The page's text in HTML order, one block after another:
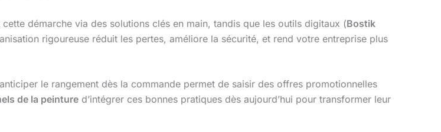
démarche via des solutions clés en main, tandis que les outils digitaux (Bostik
rigoureuse réduit les pertes, améliore la sécurité, et rend votre entreprise plus
le rangement dès la commande permet de saisir des offres promotionnelles
de la peinture d’intégrer ces bonnes pratiques dès aujourd’hui pour transformer leur